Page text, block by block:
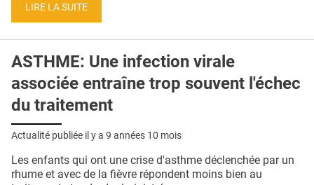
LIRE LA SUITE
ASTHME: Une infection virale
associée entraîne trop souvent l'échec
du traitement
Actualité publiée il y a 9 années 10 mois
Les enfants qui ont une crise d'asthme déclenchée par un
rhume et avec de la fièvre répondent moins bien au